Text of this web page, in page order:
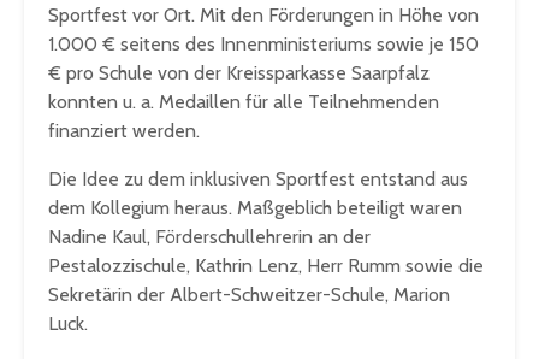
Sportfest vor Ort. Mit den Förderungen in Höhe von
1.000 € seitens des Innenministeriums sowie je 150
€ pro Schule von der Kreissparkasse Saarpfalz
konnten u. a. Medaillen für alle Teilnehmenden
finanziert werden.
Die Idee zu dem inklusiven Sportfest entstand aus
dem Kollegium heraus. Maßgeblich beteiligt waren
Nadine Kaul, Förderschullehrerin an der
Pestalozzischule, Kathrin Lenz, Herr Rumm sowie die
Sekretärin der Albert-Schweitzer-Schule, Marion
Luck.